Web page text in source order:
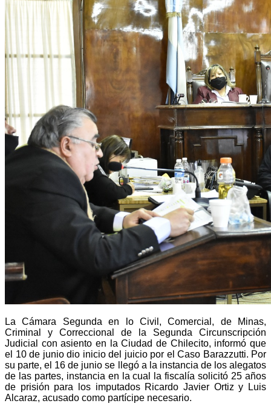
La Cámara Segunda en lo Civil, Comercial, de Minas,
Criminal y Correccional de la Segunda Circunscripción
Judicial con asiento en la Ciudad de Chilecito, informó que
el 10 de junio dio inicio del juicio por el Caso Barazzutti. Por
su parte, el 16 de junio se llegó a la instancia de los alegatos
de las partes, instancia en la cual la fiscalía solicitó 25 años
de prisión para los imputados Ricardo Javier Ortiz y Luis
Alcaraz, acusado como partícipe necesario.